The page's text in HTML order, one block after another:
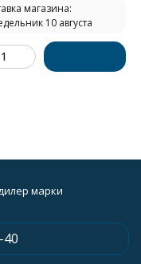
магазина:
10 августа
марки
40